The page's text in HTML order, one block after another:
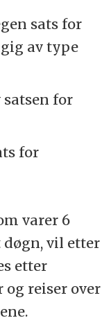
sats for
av type
satsen for
for
varer 6
vil etter
etter
og reiser over